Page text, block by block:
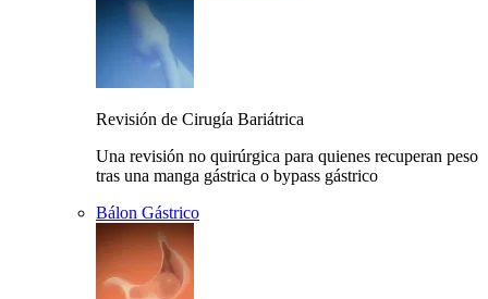
Revisión de Cirugía Bariátrica
Una revisión no quirúrgica para quienes recuperan peso
tras una manga gástrica o bypass gástrico
Bálon Gástrico